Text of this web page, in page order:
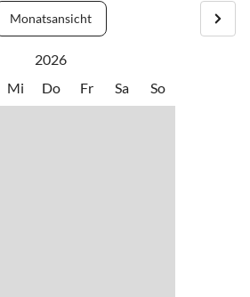
gut geräumt, die Mitnahme von Ketten
Monatsansicht
2026
Mi Do Fr Sa So